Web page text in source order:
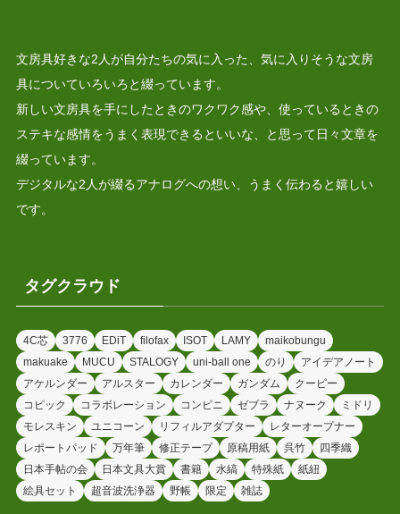
文房具好きな2人が自分たちの気に入った、気に入りそうな文房
具についていろいろと綴っています。
新しい文房具を手にしたときのワクワク感や、使っているときの
ステキな感情をうまく表現できるといいな、と思って日々文章を
綴っています。
デジタルな2人が綴るアナログへの想い、うまく伝わると嬉しい
です。
タグクラウド
4C芯 3776 EDiT filofax ISOT LAMY
maikobungu
makuake
MUCU STALOGY uni-ball one のり
アイデアノート
アケルンダー
アルスター カレンダー ガンダム
クーピー
コピック
コラボレーション コンビニ ゼブラ ナヌーク
ミドリ
モレスキン
ユニコーン リフィルアダプター
レターオープナー
レポートパッド
万年筆 修正テープ 原稿用紙 呉竹
四季織
日本手帖の会
日本文具大賞 書籍 水縞 特殊紙
紙紐
絵具セット
超音波洗浄器 野帳 限定 雑誌